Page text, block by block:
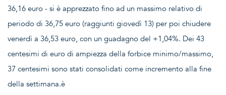
36,16 euro - si è apprezzato fino ad un massimo relativo di
periodo di 36,75 euro (raggiunti giovedì 13) per poi chiudere
venerdì a 36,53 euro, con un guadagno del +1,04%. Dei 43
centesimi di euro di ampiezza della forbice minimo/massimo,
37 centesimi sono stati consolidati come incremento alla fine
della settimana.è